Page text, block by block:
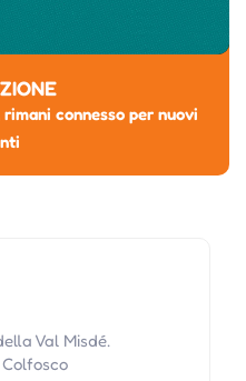
connesso per nuovi
Val Misdé.